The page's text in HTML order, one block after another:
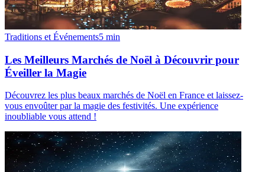
Traditions et Événements5 min
Les Meilleurs Marchés de Noël à Découvrir pour
Éveiller la Magie
Découvrez les plus beaux marchés de Noël en France et laissez-
vous envoûter par la magie des festivités. Une expérience
inoubliable vous attend !